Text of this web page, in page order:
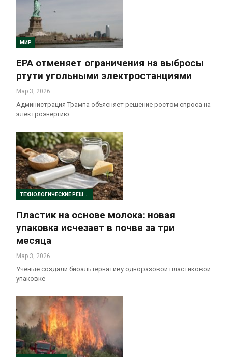
МИР
EPA отменяет ограничения на выбросы
ртути угольными электростанциями
Мар 3, 2026
Администрация Трампа объясняет решение ростом спроса на
электроэнергию
ТЕХНОЛОГИЧЕСКИЕ РЕШЕНИЯ
Пластик на основе молока: новая
упаковка исчезает в почве за три
месяца
Мар 3, 2026
Учёные создали биоальтернативу одноразовой пластиковой
упаковке